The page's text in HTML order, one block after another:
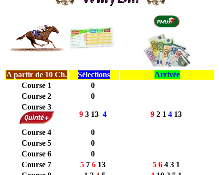
A partir de 10 Ch. Sélections
Arrivée
Course 1
0
Course 2
0
Course 3
9 3 13 4 92 1 413
Course 4
0
Course 5
0
Course 6
0
Course 7
5 7 6 13 5 64 3 1